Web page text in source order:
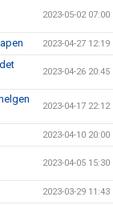
2023-05-02 07:00
2023-04-27 12:19
2023-04-26 20:45
2023-04-17 22:12
2023-04-10 20:00
2023-04-05 15:30
2023-03-29 11:43